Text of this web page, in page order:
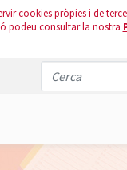
cookies pròpies i de
podeu consultar la nostra